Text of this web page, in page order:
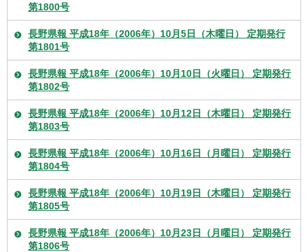
第1800号
長野県報 平成18年（2006年）10月5日（木曜日） 定期発行
第1801号
長野県報 平成18年（2006年）10月10日（火曜日） 定期発行
第1802号
長野県報 平成18年（2006年）10月12日（木曜日） 定期発行
第1803号
長野県報 平成18年（2006年）10月16日（月曜日） 定期発行
第1804号
長野県報 平成18年（2006年）10月19日（木曜日） 定期発行
第1805号
長野県報 平成18年（2006年）10月23日（月曜日） 定期発行
第1806号